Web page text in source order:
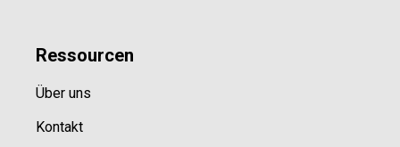
Ressourcen
Über uns
Kontakt